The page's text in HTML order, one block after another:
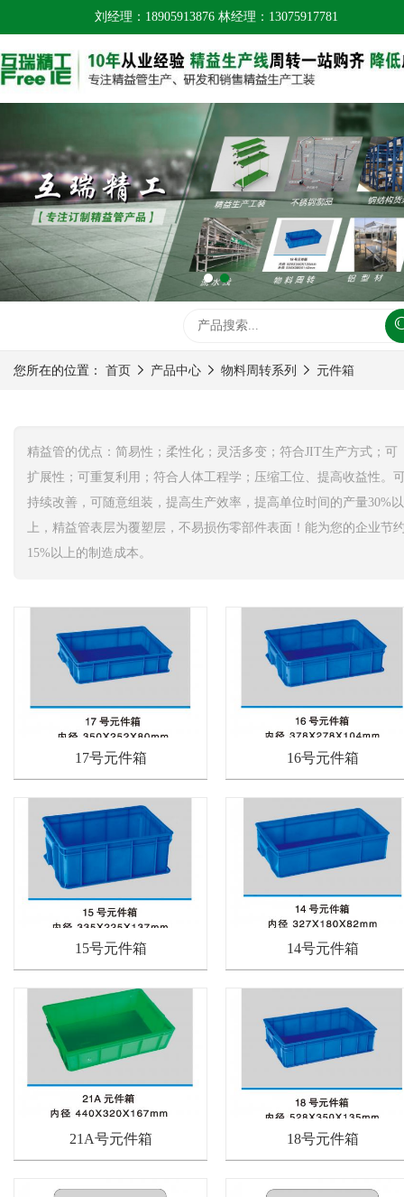
刘经理：18905913876 林经理：13075917781
您所在的位置： 首页 产品中心 物料周转系列 元件箱
精益管的优点：简易性；柔性化；灵活多变；符合JIT生产方式；可
扩展性；可重复利用；符合人体工程学；压缩工位、提高收益性。
持续改善，可随意组装，提高生产效率，提高单位时间的产量30%以
上，精益管表层为覆塑层，不易损伤零部件表面！能为您的企业节
15%以上的制造成本。
17号元件箱 16号元件箱
15号元件箱 14号元件箱
21A号元件箱 18号元件箱